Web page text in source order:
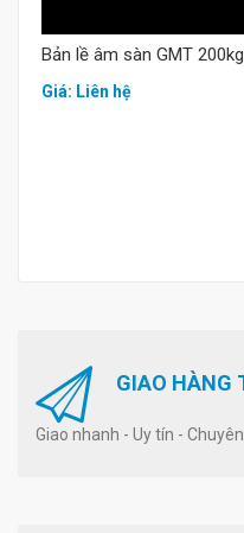
Bản lề âm sàn GMT 200kg
Giá: Liên hệ
GIAO HÀNG
Giao nhanh - Uy tín -